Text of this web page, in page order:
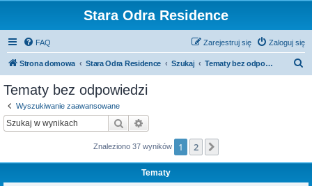
Stara Odra Residence
FAQ Zaloguj się
Zarejestruj się
Strona domowa Stara Odra Residence Szukaj Tematy bez odpowiedzi
Tematy bez odpowiedzi
Wyszukiwanie zaawansowane
Szukaj
Znaleziono 37 wyników 1 2
Tematy